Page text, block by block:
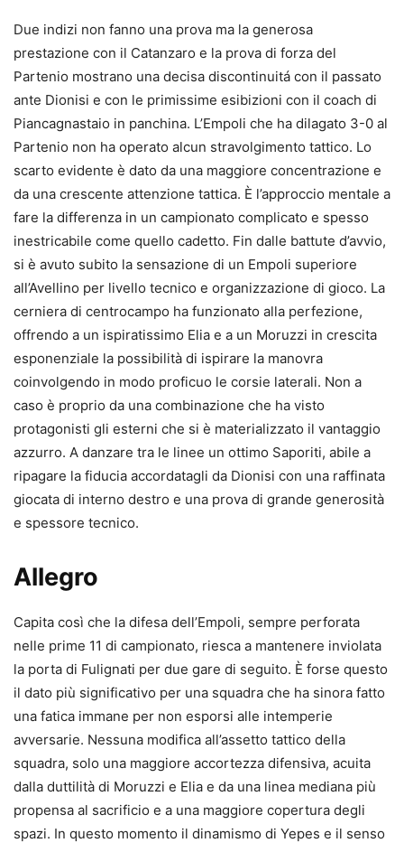
Due indizi non fanno una prova ma la generosa
prestazione con il Catanzaro e la prova di forza del
Partenio mostrano una decisa discontinuitá con il passato
ante Dionisi e con le primissime esibizioni con il coach di
Piancagnastaio in panchina. L’Empoli che ha dilagato 3-0 al
Partenio non ha operato alcun stravolgimento tattico. Lo
scarto evidente è dato da una maggiore concentrazione e
da una crescente attenzione tattica. È l’approccio mentale a
fare la differenza in un campionato complicato e spesso
inestricabile come quello cadetto. Fin dalle battute d’avvio,
si è avuto subito la sensazione di un Empoli superiore
all’Avellino per livello tecnico e organizzazione di gioco. La
cerniera di centrocampo ha funzionato alla perfezione,
offrendo a un ispiratissimo Elia e a un Moruzzi in crescita
esponenziale la possibilità di ispirare la manovra
coinvolgendo in modo proficuo le corsie laterali. Non a
caso è proprio da una combinazione che ha visto
protagonisti gli esterni che si è materializzato il vantaggio
azzurro. A danzare tra le linee un ottimo Saporiti, abile a
ripagare la fiducia accordatagli da Dionisi con una raffinata
giocata di interno destro e una prova di grande generosità
e spessore tecnico.
Allegro
Capita così che la difesa dell’Empoli, sempre perforata
nelle prime 11 di campionato, riesca a mantenere inviolata
la porta di Fulignati per due gare di seguito. È forse questo
il dato più significativo per una squadra che ha sinora fatto
una fatica immane per non esporsi alle intemperie
avversarie. Nessuna modifica all’assetto tattico della
squadra, solo una maggiore accortezza difensiva, acuita
dalla duttilità di Moruzzi e Elia e da una linea mediana più
propensa al sacrificio e a una maggiore copertura degli
spazi. In questo momento il dinamismo di Yepes e il senso